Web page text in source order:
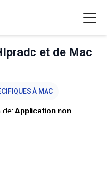
et de Mac
À MAC
de: Application non